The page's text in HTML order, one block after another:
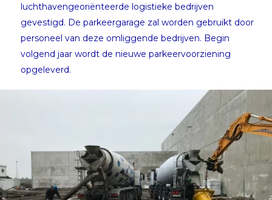
luchthavengeoriënteerde logistieke bedrijven
gevestigd. De parkeergarage zal worden gebruikt door
personeel van deze omliggende bedrijven. Begin
volgend jaar wordt de nieuwe parkeervoorziening
opgeleverd.